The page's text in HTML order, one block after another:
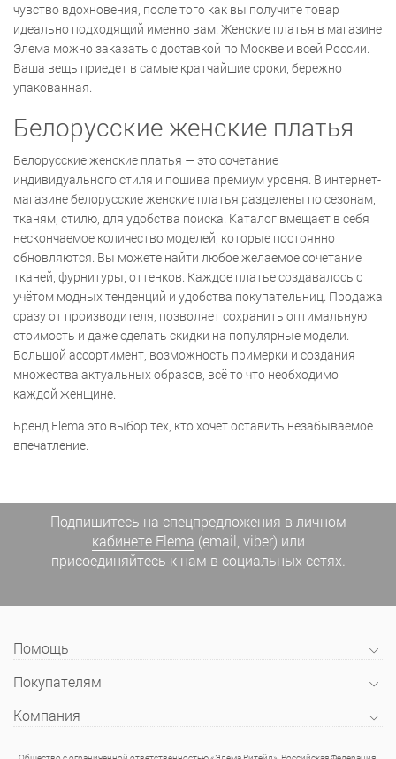
чувство вдохновения, после того как вы получите товар
идеально подходящий именно вам. Женские платья в магазине
Элема можно заказать с доставкой по Москве и всей России.
Ваша вещь приедет в самые кратчайшие сроки, бережно
упакованная.
Белорусские женские платья
Белорусские женские платья — это сочетание
индивидуального стиля и пошива премиум уровня. В интернет-
магазине белорусские женские платья разделены по сезонам,
тканям, стилю, для удобства поиска. Каталог вмещает в себя
нескончаемое количество моделей, которые постоянно
обновляются. Вы можете найти любое желаемое сочетание
тканей, фурнитуры, оттенков. Каждое платье создавалось с
учётом модных тенденций и удобства покупательниц. Продажа
сразу от производителя, позволяет сохранить оптимальную
стоимость и даже сделать скидки на популярные модели.
Большой ассортимент, возможность примерки и создания
множества актуальных образов, всё то что необходимо
каждой женщине.
Бренд Elema это выбор тех, кто хочет оставить незабываемое
впечатление.
Подпишитесь на спецпредложения в личном
кабинете Elema (email, viber) или
присоединяйтесь к нам в социальных сетях.
Помощь
Покупателям
Компания